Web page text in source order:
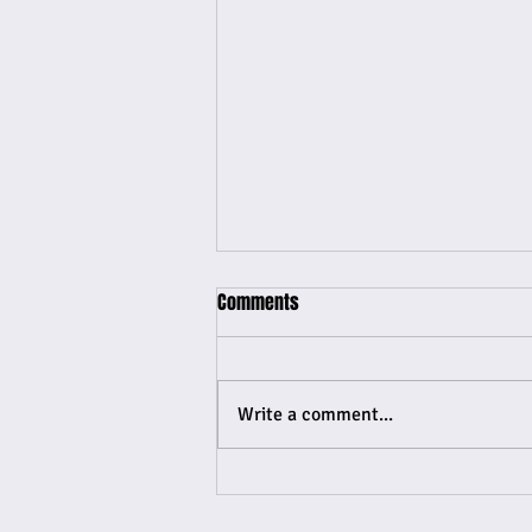
A detené diputado Clark Abraham
Comments
Write a comment...